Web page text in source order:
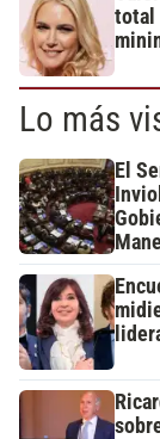
total
Lo más
El